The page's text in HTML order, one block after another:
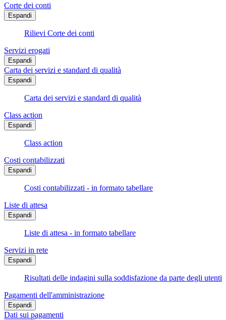
Corte dei conti
Espandi
Rilievi Corte dei conti
Servizi erogati
Espandi
Carta dei servizi e standard di qualità
Espandi
Carta dei servizi e standard di qualità
Class action
Espandi
Class action
Costi contabilizzati
Espandi
Costi contabilizzati - in formato tabellare
Liste di attesa
Espandi
Liste di attesa - in formato tabellare
Servizi in rete
Espandi
Risultati delle indagini sulla soddisfazione da parte degli utenti
Pagamenti dell'amministrazione
Espandi
Dati sui pagamenti